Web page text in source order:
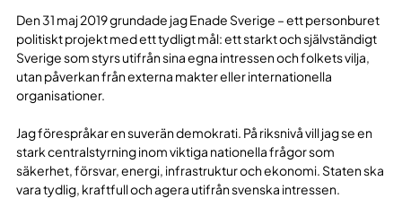
Den 31 maj 2019 grundade jag Enade Sverige – ett personburet
politiskt projekt med ett tydligt mål: ett starkt och självständigt
Sverige som styrs utifrån sina egna intressen och folkets vilja,
utan påverkan från externa makter eller internationella
organisationer.
Jag förespråkar en suverän demokrati. På riksnivå vill jag se en
stark centralstyrning inom viktiga nationella frågor som
säkerhet, försvar, energi, infrastruktur och ekonomi. Staten ska
vara tydlig, kraftfull och agera utifrån svenska intressen.